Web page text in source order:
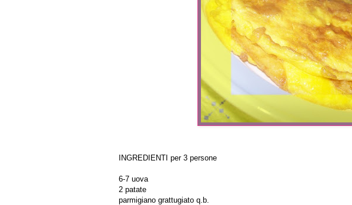
INGREDIENTI per 3 persone
6-7 uova
2 patate
parmigiano grattugiato q.b.